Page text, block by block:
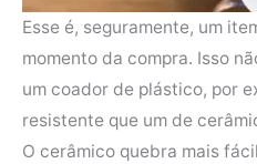
Esse é, seguramente, um
momento da compra. Isso
um coador de plástico, por
resistente que um de
O cerâmico quebra mais